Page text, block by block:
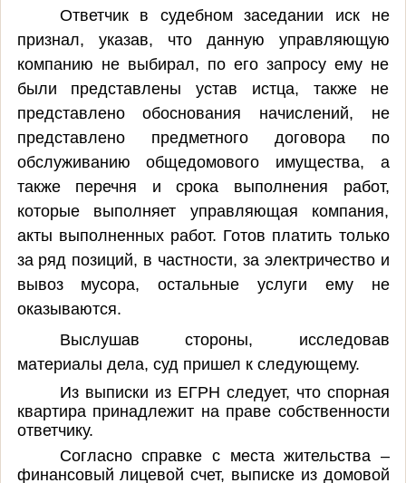
Ответчик в судебном заседании иск не
признал, указав, что данную управляющую
компанию не выбирал, по его запросу ему не
были представлены устав истца, также не
представлено обоснования начислений, не
представлено предметного договора по
обслуживанию общедомового имущества, а
также перечня и срока выполнения работ,
которые выполняет управляющая компания,
акты выполненных работ. Готов платить только
за ряд позиций, в частности, за электричество и
вывоз мусора, остальные услуги ему не
оказываются.
Выслушав стороны, исследовав
материалы дела, суд пришел к следующему.
Из выписки из ЕГРН следует, что спорная
квартира принадлежит на праве собственности
ответчику.
Согласно справке с места жительства –
финансовый лицевой счет, выписке из домовой